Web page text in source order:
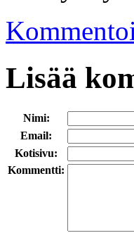
Lisää
Nimi:
Email:
Kotisivu:
Kommentti: